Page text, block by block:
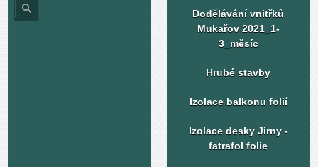
Dodělávání vnitřků
Mukařov 2021_1-
3_měsíc
Hrubé stavby
Izolace balkonu folií
Izolace desky Jirny -
fatrafol folie